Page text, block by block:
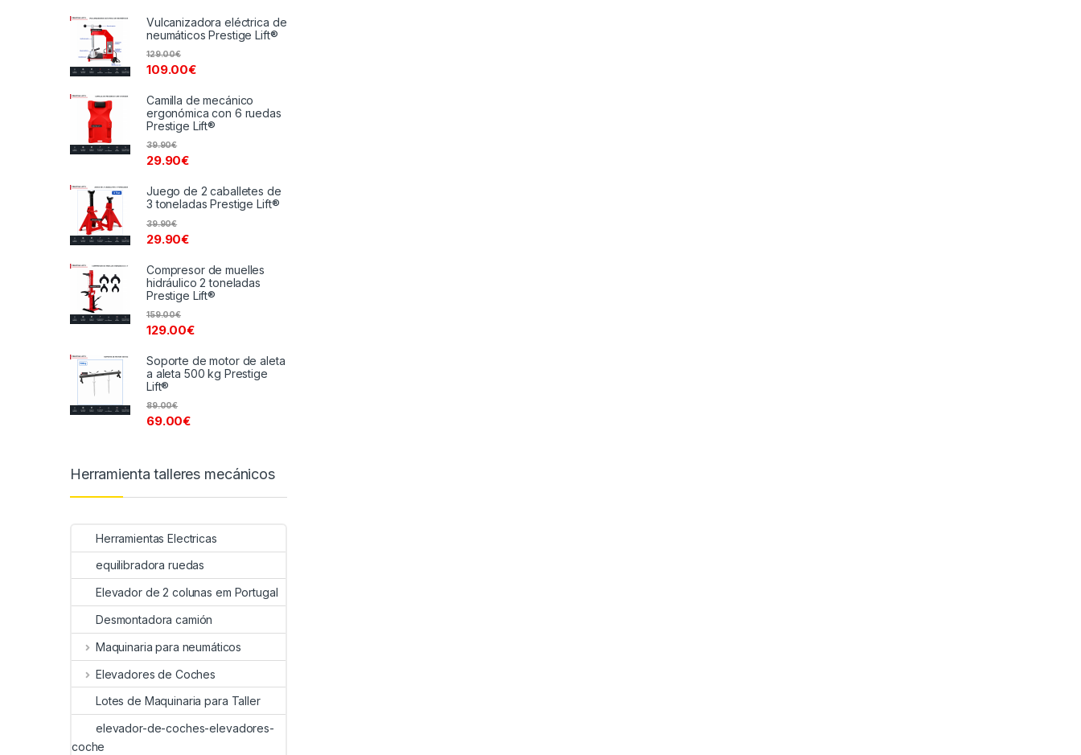
Vulcanizadora eléctrica de
neumáticos Prestige Lift®
109.00€
129.00€
Camilla de mecánico
ergonómica con 6 ruedas
Prestige Lift®
29.90€
39.90€
Juego de 2 caballetes de
3 toneladas Prestige Lift®
29.90€
39.90€
Compresor de muelles
hidráulico 2 toneladas
Prestige Lift®
129.00€
159.00€
Soporte de motor de aleta
a aleta 500 kg Prestige
Lift®
69.00€
89.00€
Herramienta talleres mecánicos
Herramientas Electricas
equilibradora ruedas
Elevador de 2 colunas em Portugal
Desmontadora camión
Maquinaria para neumáticos
Elevadores de Coches
Lotes de Maquinaria para Taller
elevador-de-coches-elevadores-
coche